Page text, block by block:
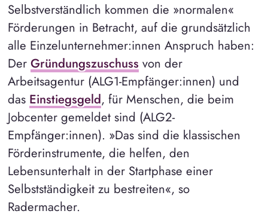
Selbstverständlich kommen die »normalen«
Förderungen in Betracht, auf die grundsätzlich
alle Einzelunternehmer:innen Anspruch haben:
Der Gründungszuschuss von der
Arbeitsagentur (ALG1-Empfänger:innen) und
das Einstiegsgeld, für Menschen, die beim
Jobcenter gemeldet sind (ALG2-
Empfänger:innen). »Das sind die klassischen
Förderinstrumente, die helfen, den
Lebensunterhalt in der Startphase einer
Selbstständigkeit zu bestreiten«, so
Radermacher.